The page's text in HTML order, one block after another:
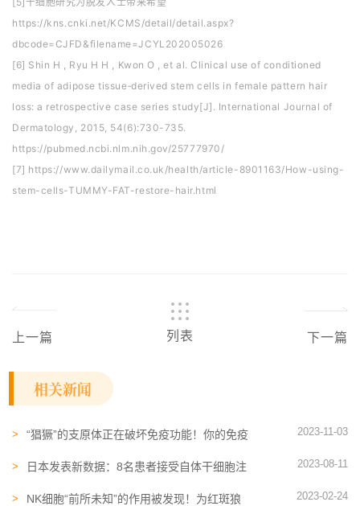
https://kns.cnki.net/KCMS/detail/detail.aspx?
dbcode=CJFD&filename=JCYL202005026
[6] Shin H , Ryu H H , Kwon O , et al. Clinical use of conditioned
media of adipose tissue‐derived stem cells in female pattern hair
loss: a retrospective case series study[J]. International Journal of
Dermatology, 2015, 54(6):730-735.
https://pubmed.ncbi.nlm.nih.gov/25777970/
[7] https://www.dailymail.co.uk/health/article-8901163/How-using-
stem-cells-TUMMY-FAT-restore-hair.html
上一篇 列表 下一篇
相关新闻
“猖獗”的支原体正在破坏免疫功能！你的免疫
2023-11-03
日本发表新数据：8名患者接受自体干细胞注
2023-08-11
NK细胞“前所未知”的作用被发现！为红斑狼
2023-02-24